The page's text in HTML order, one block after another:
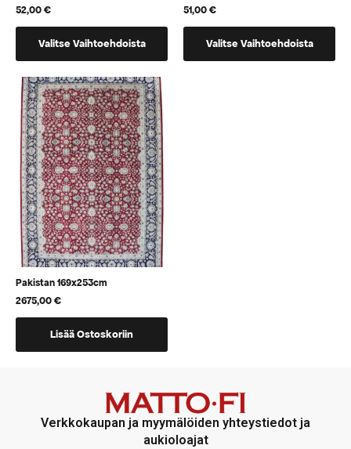
52,00€
Valitse Vaihtoehdoista
vaihtoehtoja,
jotka
voidaan
valita
tuotteen
sivulla
51,00€
Valitse Vaihtoehdoista
Pakistan 169x253cm
2675,00€
Lisää Ostoskoriin
Verkkokaupan ja myymälöiden yhteystiedot ja
aukioloajat